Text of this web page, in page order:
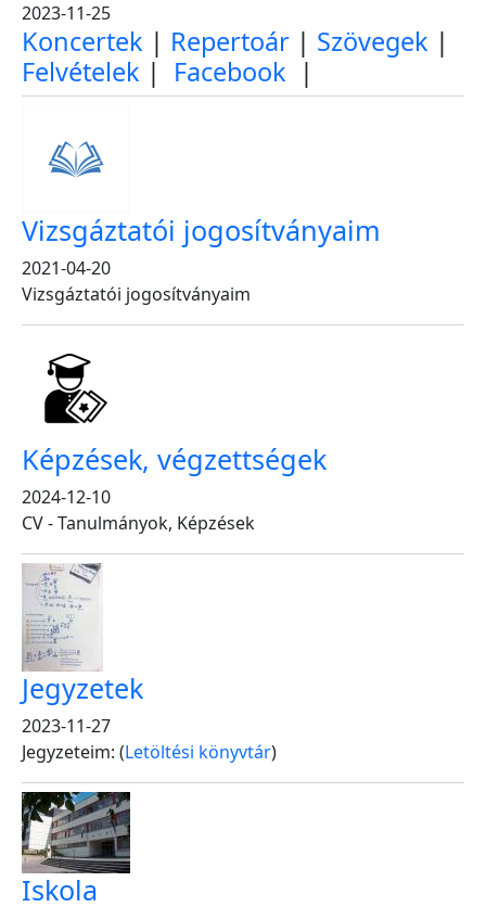
2023-11-25
Koncertek | Repertoár | Szövegek |
Felvételek | Facebook |
Vizsgáztatói jogosítványaim
2021-04-20
Vizsgáztatói jogosítványaim
Képzések, végzettségek
2024-12-10
CV - Tanulmányok, Képzések
Jegyzetek
2023-11-27
Jegyzeteim: (Letöltési könyvtár)
Iskola